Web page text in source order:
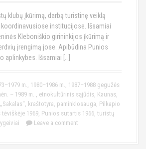
klubų įkūrimą, darbą turistinę veiklą
institucijose. Išsamiai
Kleboniškio girininkijos įkūrimą ir
įrengimą jose. Apibūdina Punios
aplinkybes. Išsamiai […]
m., 1980–1986 m., 1987–1988 gegužės
– 1989 m. , etnokultūrinis sąjūdis, Kaunas,
„Sakalas“, kraštotyra, paminklosauga, Pilkapio
tėviškėje 1969, Punios sutartis 1966, turistų
Leave a comment